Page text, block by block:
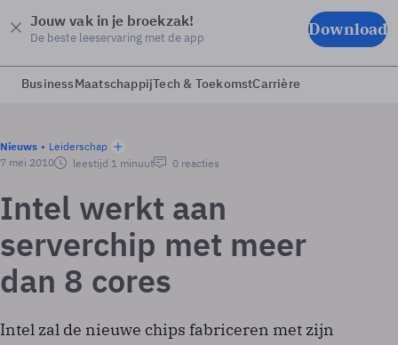
Jouw vak in je broekzak!
De beste leeservaring met de app Download
BusinessMaatschappijTech & ToekomstCarrière
Nieuws
Leiderschap
7 mei 2010
leestijd 1 minuut 0 reacties
Intel werkt aan
serverchip met meer
dan 8 cores
Intel zal de nieuwe chips fabriceren met zijn